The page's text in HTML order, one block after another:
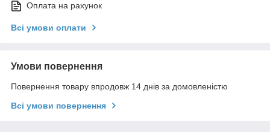
Оплата на рахунок
Всі умови оплати
Умови повернення
Повернення товару впродовж 14 днів за домовленістю
Всі умови повернення